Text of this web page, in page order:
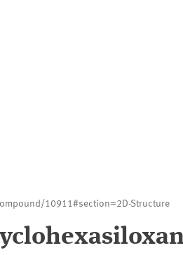
10911#section=2D-Structure